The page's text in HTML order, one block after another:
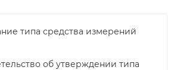
типа средства измерений
об утверждении типа